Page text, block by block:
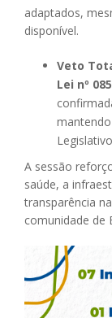
adaptados,
disponível.
Veto
Lei nº
A sessão
saúde, a
transparência
comunidade de